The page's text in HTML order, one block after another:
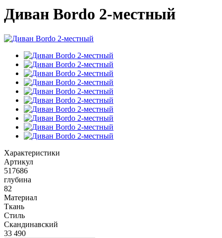
Диван Bordo 2-местный
Характеристики
Артикул
517686
глубина
82
Материал
Ткань
Стиль
Скандинавский
33 490